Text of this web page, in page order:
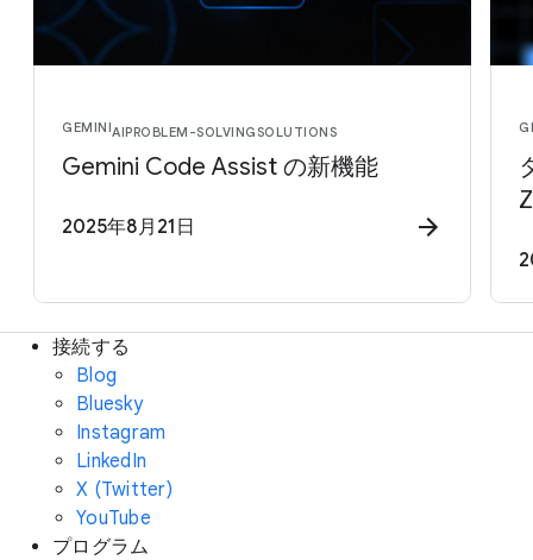
GEMINIAIPROBLEM-SOLVINGSOLUTIONS
Gemini Code Assist の新機能
2025年8月21日
接続する
Blog
Bluesky
Instagram
LinkedIn
X (Twitter)
YouTube
プログラム